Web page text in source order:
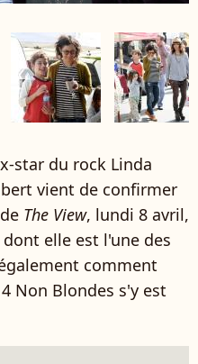
star du rock Linda
vient de confirmer
The View, lundi 8 avril,
elle est l'une des
comment
Non Blondes s'y est